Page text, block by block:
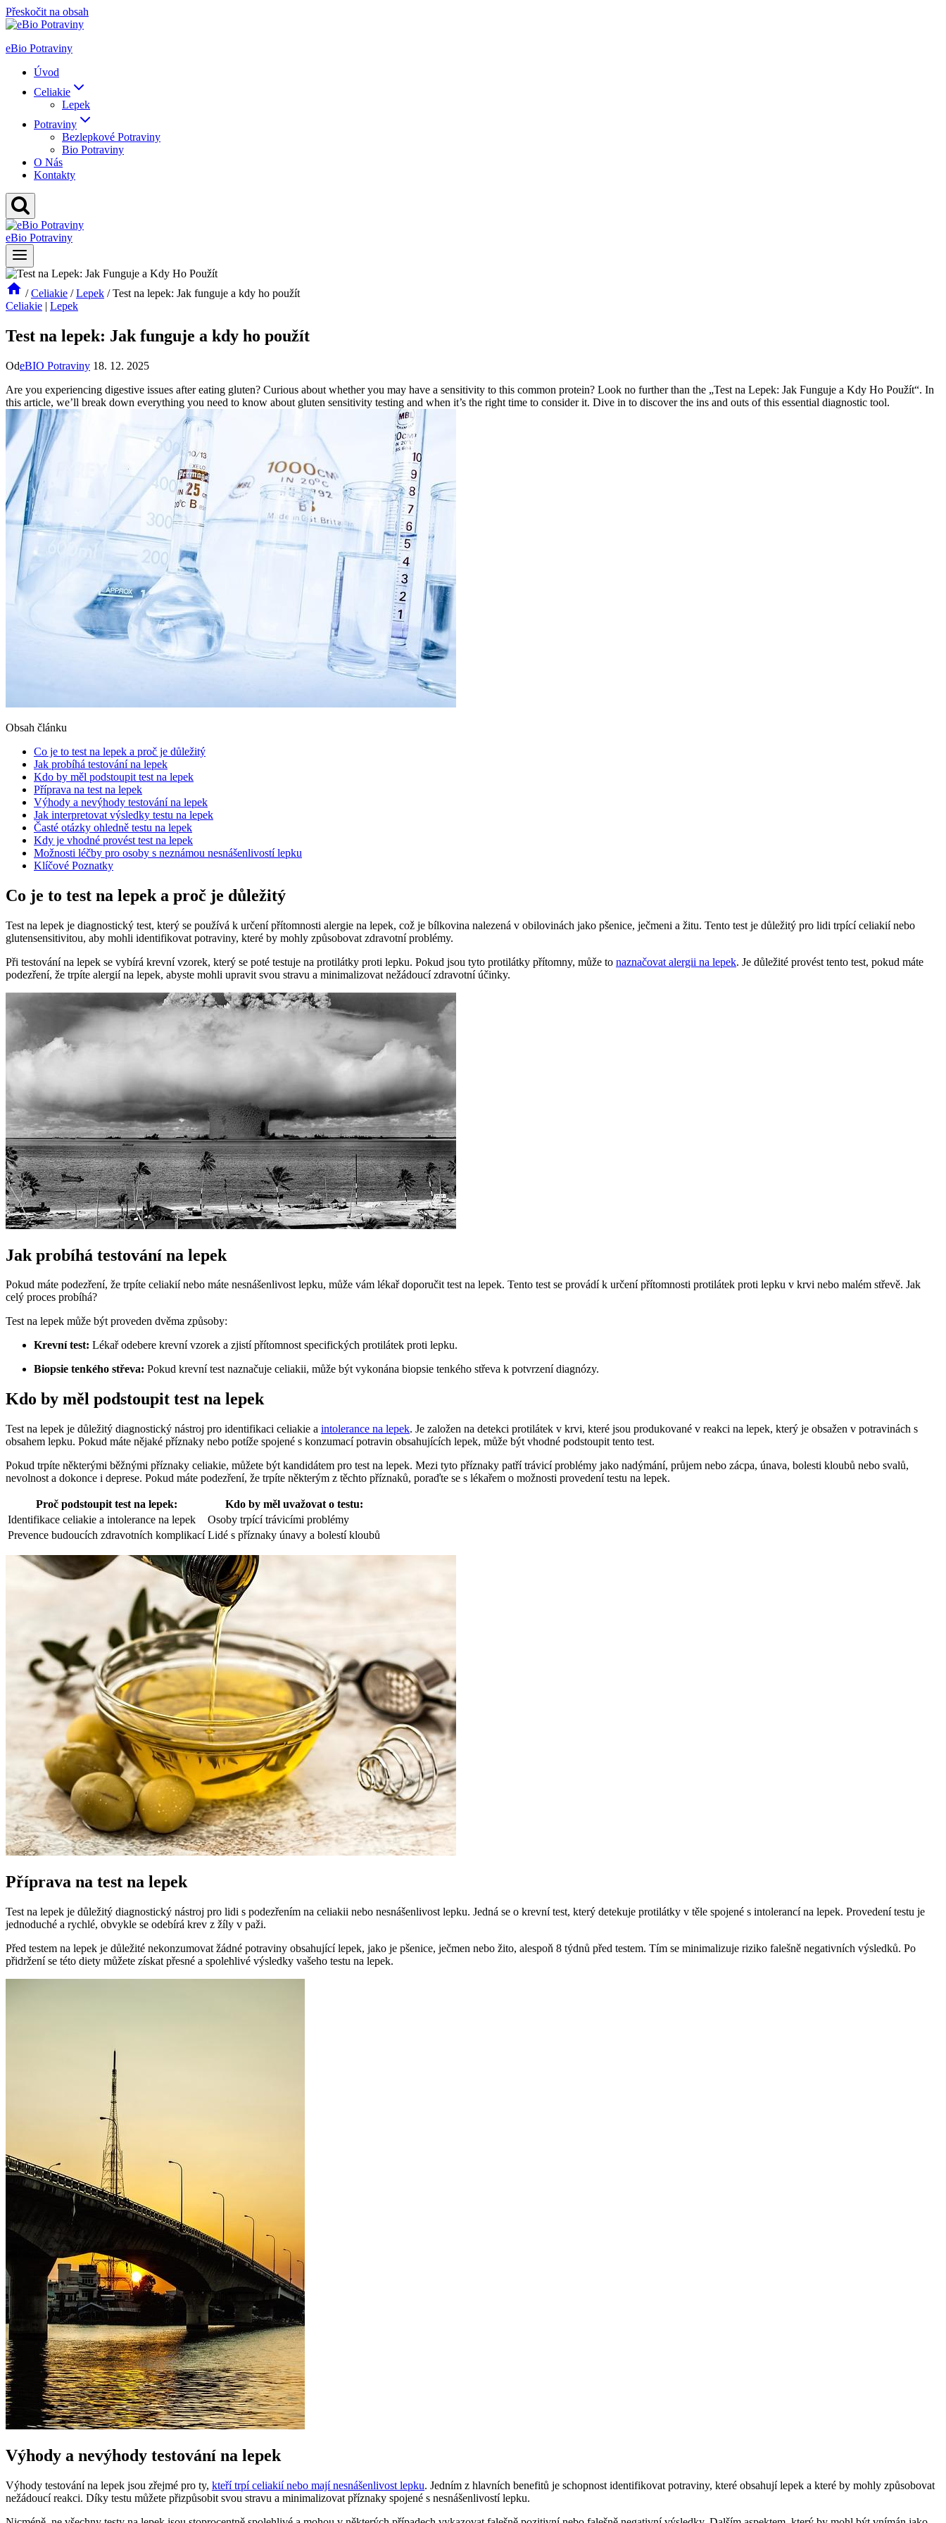
Přeskočit na obsah
eBio Potraviny
Úvod
Celiakie
Lepek
Potraviny
Bezlepkové Potraviny
Bio Potraviny
O Nás
Kontakty
eBio Potraviny
/ Celiakie / Lepek / Test na lepek: Jak funguje a kdy ho použít
Celiakie | Lepek
Test na lepek: Jak funguje a kdy ho použít
OdeBIO Potraviny 18. 12. 2025
Are you experiencing digestive issues after eating gluten? Curious about whether you may have a sensitivity to this common protein? Look no further than the „Test na Lepek: Jak Funguje a Kdy Ho Použít“. In
this article, we’ll break down everything you need to know about gluten sensitivity testing and when it’s the right time to consider it. Dive in to discover the ins and outs of this essential diagnostic tool.
Obsah článku
Co je to test na lepek a proč je důležitý
Jak probíhá testování na lepek
Kdo by měl podstoupit test na lepek
Příprava na test na lepek
Výhody a nevýhody testování na lepek
Jak interpretovat výsledky testu na lepek
Časté otázky ohledně testu na lepek
Kdy je vhodné provést test na lepek
Možnosti léčby pro osoby s neznámou nesnášenlivostí lepku
Klíčové Poznatky
Co je to test na lepek a proč je důležitý
Test na lepek je diagnostický test, který se používá k určení přítomnosti alergie na lepek, což je bílkovina nalezená v obilovinách jako pšenice, ječmeni a žitu. Tento test je důležitý pro lidi trpící celiakií nebo
glutensensitivitou, aby mohli identifikovat potraviny, které by mohly způsobovat zdravotní problémy.
Při testování na lepek se vybírá krevní vzorek, který se poté testuje na protilátky proti lepku. Pokud jsou tyto protilátky přítomny, může to naznačovat alergii na lepek. Je důležité provést tento test, pokud máte
podezření, že trpíte alergií na lepek, abyste mohli upravit svou stravu a minimalizovat nežádoucí zdravotní účinky.
Jak probíhá testování na lepek
Pokud máte podezření, že trpíte celiakií nebo máte nesnášenlivost lepku, může vám lékař doporučit test na lepek. Tento test se provádí k určení přítomnosti protilátek proti lepku v krvi nebo malém střevě. Jak
celý proces probíhá?
Test na lepek může být proveden dvěma způsoby:
Krevní test: Lékař odebere krevní vzorek a zjistí přítomnost specifických protilátek proti lepku.
Biopsie tenkého střeva: Pokud krevní test naznačuje celiakii, může být vykonána biopsie tenkého střeva k potvrzení diagnózy.
Kdo by měl podstoupit test na lepek
Test na lepek je důležitý diagnostický nástroj pro identifikaci celiakie a intolerance na lepek. Je založen na detekci protilátek v krvi, které jsou produkované v reakci na lepek, který je obsažen v potravinách s
obsahem lepku. Pokud máte nějaké příznaky nebo potíže spojené s konzumací potravin obsahujících lepek, může být vhodné podstoupit tento test.
Pokud trpíte některými běžnými příznaky celiakie, můžete být kandidátem pro test na lepek. Mezi tyto příznaky patří trávicí problémy jako nadýmání, průjem nebo zácpa, únava, bolesti kloubů nebo svalů,
nevolnost a dokonce i deprese. Pokud máte podezření, že trpíte některým z těchto příznaků, poraďte se s lékařem o možnosti provedení testu na lepek.
Proč podstoupit test na lepek:
Kdo by měl uvažovat o testu:
Identifikace celiakie a intolerance na lepek
Osoby trpící trávicími problémy
Prevence budoucích zdravotních komplikací Lidé s příznaky únavy a bolestí kloubů
Příprava na test na lepek
Test na lepek je důležitý diagnostický nástroj pro lidi s podezřením na celiakii nebo nesnášenlivost lepku. Jedná se o krevní test, který detekuje protilátky v těle spojené s intolerancí na lepek. Provedení testu je
jednoduché a rychlé, obvykle se odebírá krev z žíly v paži.
Před testem na lepek je důležité nekonzumovat žádné potraviny obsahující lepek, jako je pšenice, ječmen nebo žito, alespoň 8 týdnů před testem. Tím se minimalizuje riziko falešně negativních výsledků. Po
přidržení se této diety můžete získat přesné a spolehlivé výsledky vašeho testu na lepek.
Výhody a nevýhody testování na lepek
Výhody testování na lepek jsou zřejmé pro ty, kteří trpí celiakií nebo mají nesnášenlivost lepku. Jedním z hlavních benefitů je schopnost identifikovat potraviny, které obsahují lepek a které by mohly způsobovat
nežádoucí reakci. Díky testu můžete přizpůsobit svou stravu a minimalizovat příznaky spojené s nesnášenlivostí lepku.